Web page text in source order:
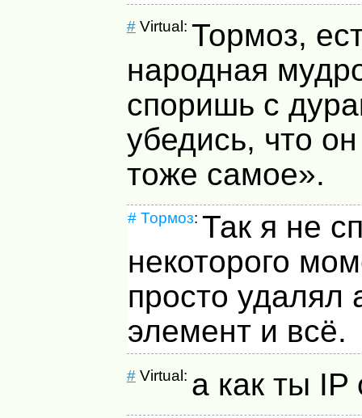
#Virtual: Тормоз,
народная
споришь с
убедись, что
тоже самое».
# Тормоз:Так я не
некоторого
просто удалял
элемент и всё.
#Virtual: а как ты